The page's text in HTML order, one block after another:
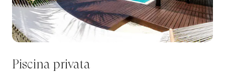
Piscina privata